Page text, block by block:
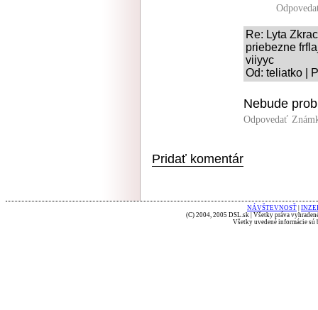
Re: Lyta
priebezne
viiyyc
Od: teliatko |
Nebude
Odpovedať
Pridať komentár
NÁVŠTEVNOSŤ
(C) 2004, 2005 DSL.sk | Všetky práva
Všetky uvedené informácie sú